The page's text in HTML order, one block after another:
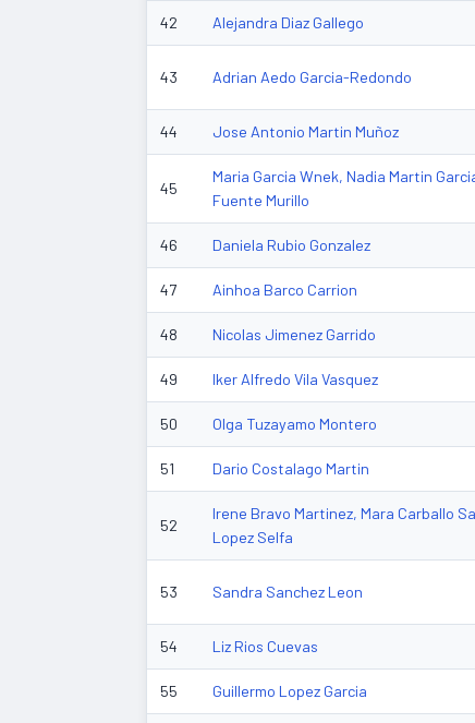
42 Alejandra Diaz Gallego
43 Adrian Aedo Garcia-Redondo
44 Jose Antonio Martin Muñoz
45
Maria Garcia Wnek, Nadia Martin
Fuente Murillo
46 Daniela Rubio Gonzalez
47 Ainhoa Barco Carrion
48 Nicolas Jimenez Garrido
49 Iker Alfredo Vila Vasquez
50 Olga Tuzayamo Montero
51 Dario Costalago Martin
52
Irene Bravo Martinez, Mara Carballo
Lopez Selfa
53 Sandra Sanchez Leon
54 Liz Rios Cuevas
55 Guillermo Lopez Garcia